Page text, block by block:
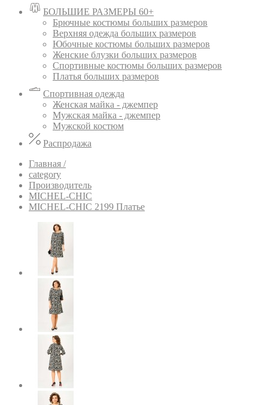
БОЛЬШИЕ РАЗМЕРЫ 60+
Брючные костюмы больших размеров
Верхняя одежда больших размеров
Юбочные костюмы больших размеров
Женские блузки больших размеров
Спортивные костюмы больших размеров
Платья больших размеров
Спортивная одежда
Женская майка - джемпер
Мужская майка - джемпер
Мужской костюм
Распродажа
Главная /
category
Производитель
MICHEL-CHIC
MICHEL-CHIC 2199 Платье